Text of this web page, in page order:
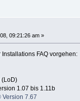
09:21:26 am »
FAQ vorgehen:
(LoD)
1.07 bis 1.11b
7.67